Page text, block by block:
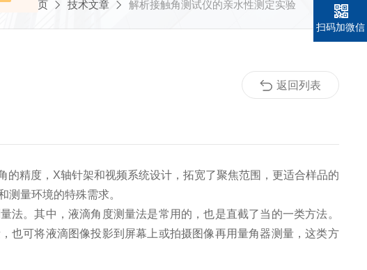
置： 首页 技术文章 解析接触角测试仪的亲水性测定实验
精度，X轴针架和视频系统设计，拓宽了聚焦范围，更适合样品的
测量环境的特殊需求。
。其中，液滴角度测量法是常用的，也是直截了当的一类方法。
也可将液滴图像投影到屏幕上或拍摄图像再用量角器测量，这类方
返回列表
扫码加微信